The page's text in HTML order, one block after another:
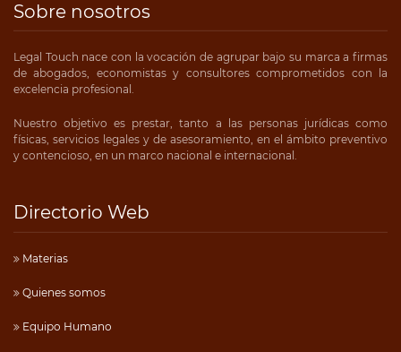
Sobre nosotros
Legal Touch nace con la vocación de agrupar bajo su marca a firmas
de abogados, economistas y consultores comprometidos con la
excelencia profesional.
Nuestro objetivo es prestar, tanto a las personas jurídicas como
físicas, servicios legales y de asesoramiento, en el ámbito preventivo
y contencioso, en un marco nacional e internacional.
Directorio Web
Materias
Quienes somos
Equipo Humano